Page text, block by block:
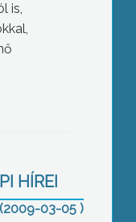
is,
HÍREI
(2009-03-05 )